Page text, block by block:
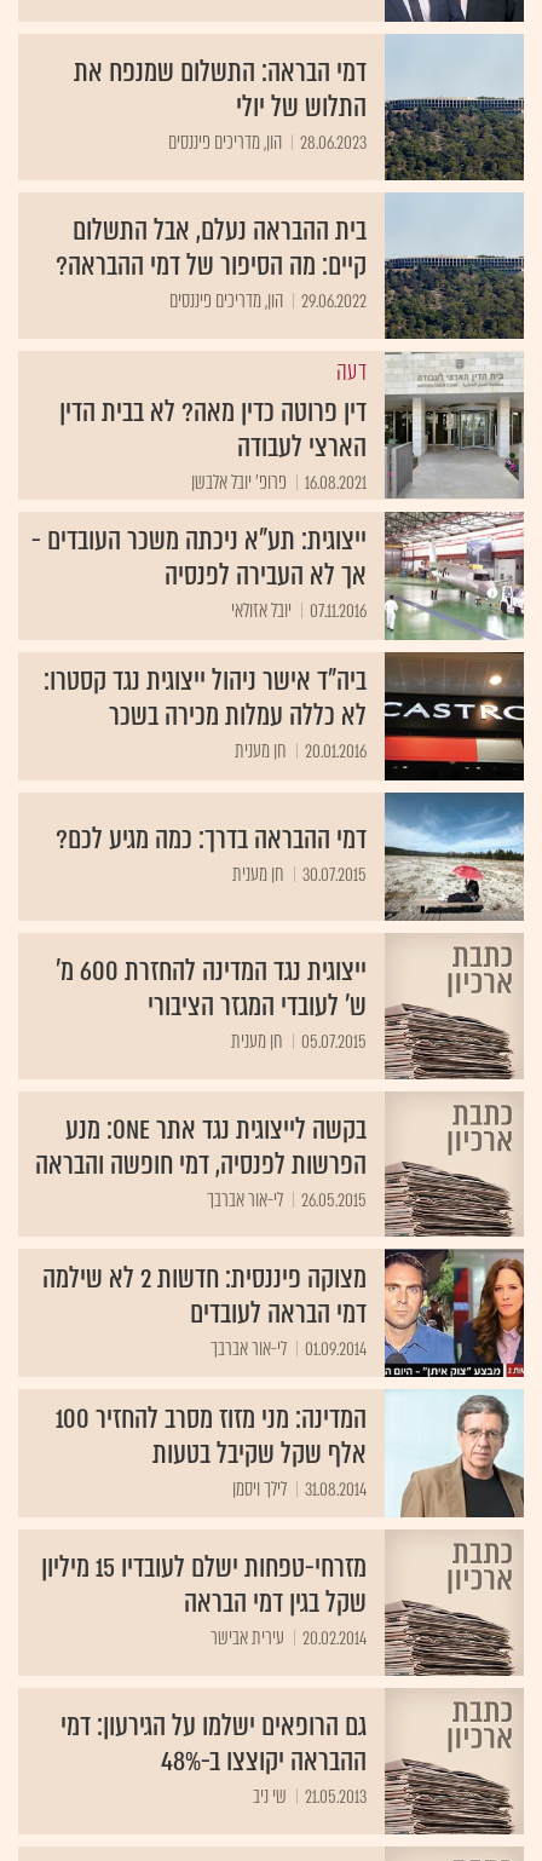
דמי הבראה: התשלום שמנפח את
התלוש של יולי
28.06.2023 הון, מדריכים פיננסים
בית ההבראה נעלם, אבל התשלום
קיים: מה הסיפור של דמי ההבראה?
29.06.2022 הון, מדריכים פיננסים
דעה
דין פרוטה כדין מאה? לא בבית הדין
הארצי לעבודה
16.08.2021 פרופ' יובל אלבשן
ייצוגית: תע"א ניכתה משכר העובדים -
אך לא העבירה לפנסיה
07.11.2016 יובל אזולאי
ביה"ד אישר ניהול ייצוגית נגד קסטרו:
לא כללה עמלות מכירה בשכר
20.01.2016 חן מענית
דמי ההבראה בדרך: כמה מגיע לכם?
30.07.2015 חן מענית
ייצוגית נגד המדינה להחזרת 600 מ'
ש' לעובדי המגזר הציבורי
05.07.2015 חן מענית
בקשה לייצוגית נגד אתר ONE: מנע
הפרשות לפנסיה, דמי חופשה והבראה
26.05.2015 לי-אור אברבך
מצוקה פיננסית: חדשות 2 לא שילמה
דמי הבראה לעובדים
01.09.2014 לי-אור אברבך
המדינה: מני מזוז מסרב להחזיר 100
אלף שקל שקיבל בטעות
31.08.2014 לילך ויסמן
מזרחי-טפחות ישלם לעובדיו 15 מיליון
שקל בגין דמי הבראה
20.02.2014 עירית אבישר
גם הרופאים ישלמו על הגירעון: דמי
ההבראה יקוצצו ב-48%
21.05.2013 שי ניב